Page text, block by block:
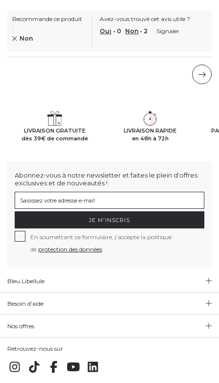
Recommande ce produit
:
Non
Avez-vous trouvé cet avis utile ?
Oui - 0 Non - 2 Signaler
LIVRAISON GRATUITE
dès 39€ de commande
LIVRAISON RAPIDE
en 48h à 72h
Abonnez-vous à notre newsletter et faites le plein d'offres
exclusives et de nouveautés !
JE M'INSCRIS
En soumettant ce formulaire, j'accepte la politique
de protection des données
Bleu Libellule
Besoin d'aide
Nos offres
Retrouvez-nous sur